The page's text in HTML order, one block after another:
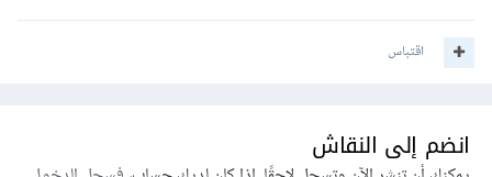
اقتباس
انضم إلى النقاش